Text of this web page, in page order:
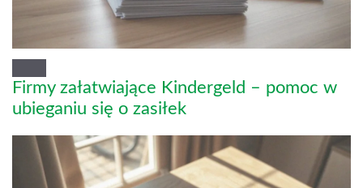
Firmy załatwiające Kindergeld – pomoc w
ubieganiu się o zasiłek